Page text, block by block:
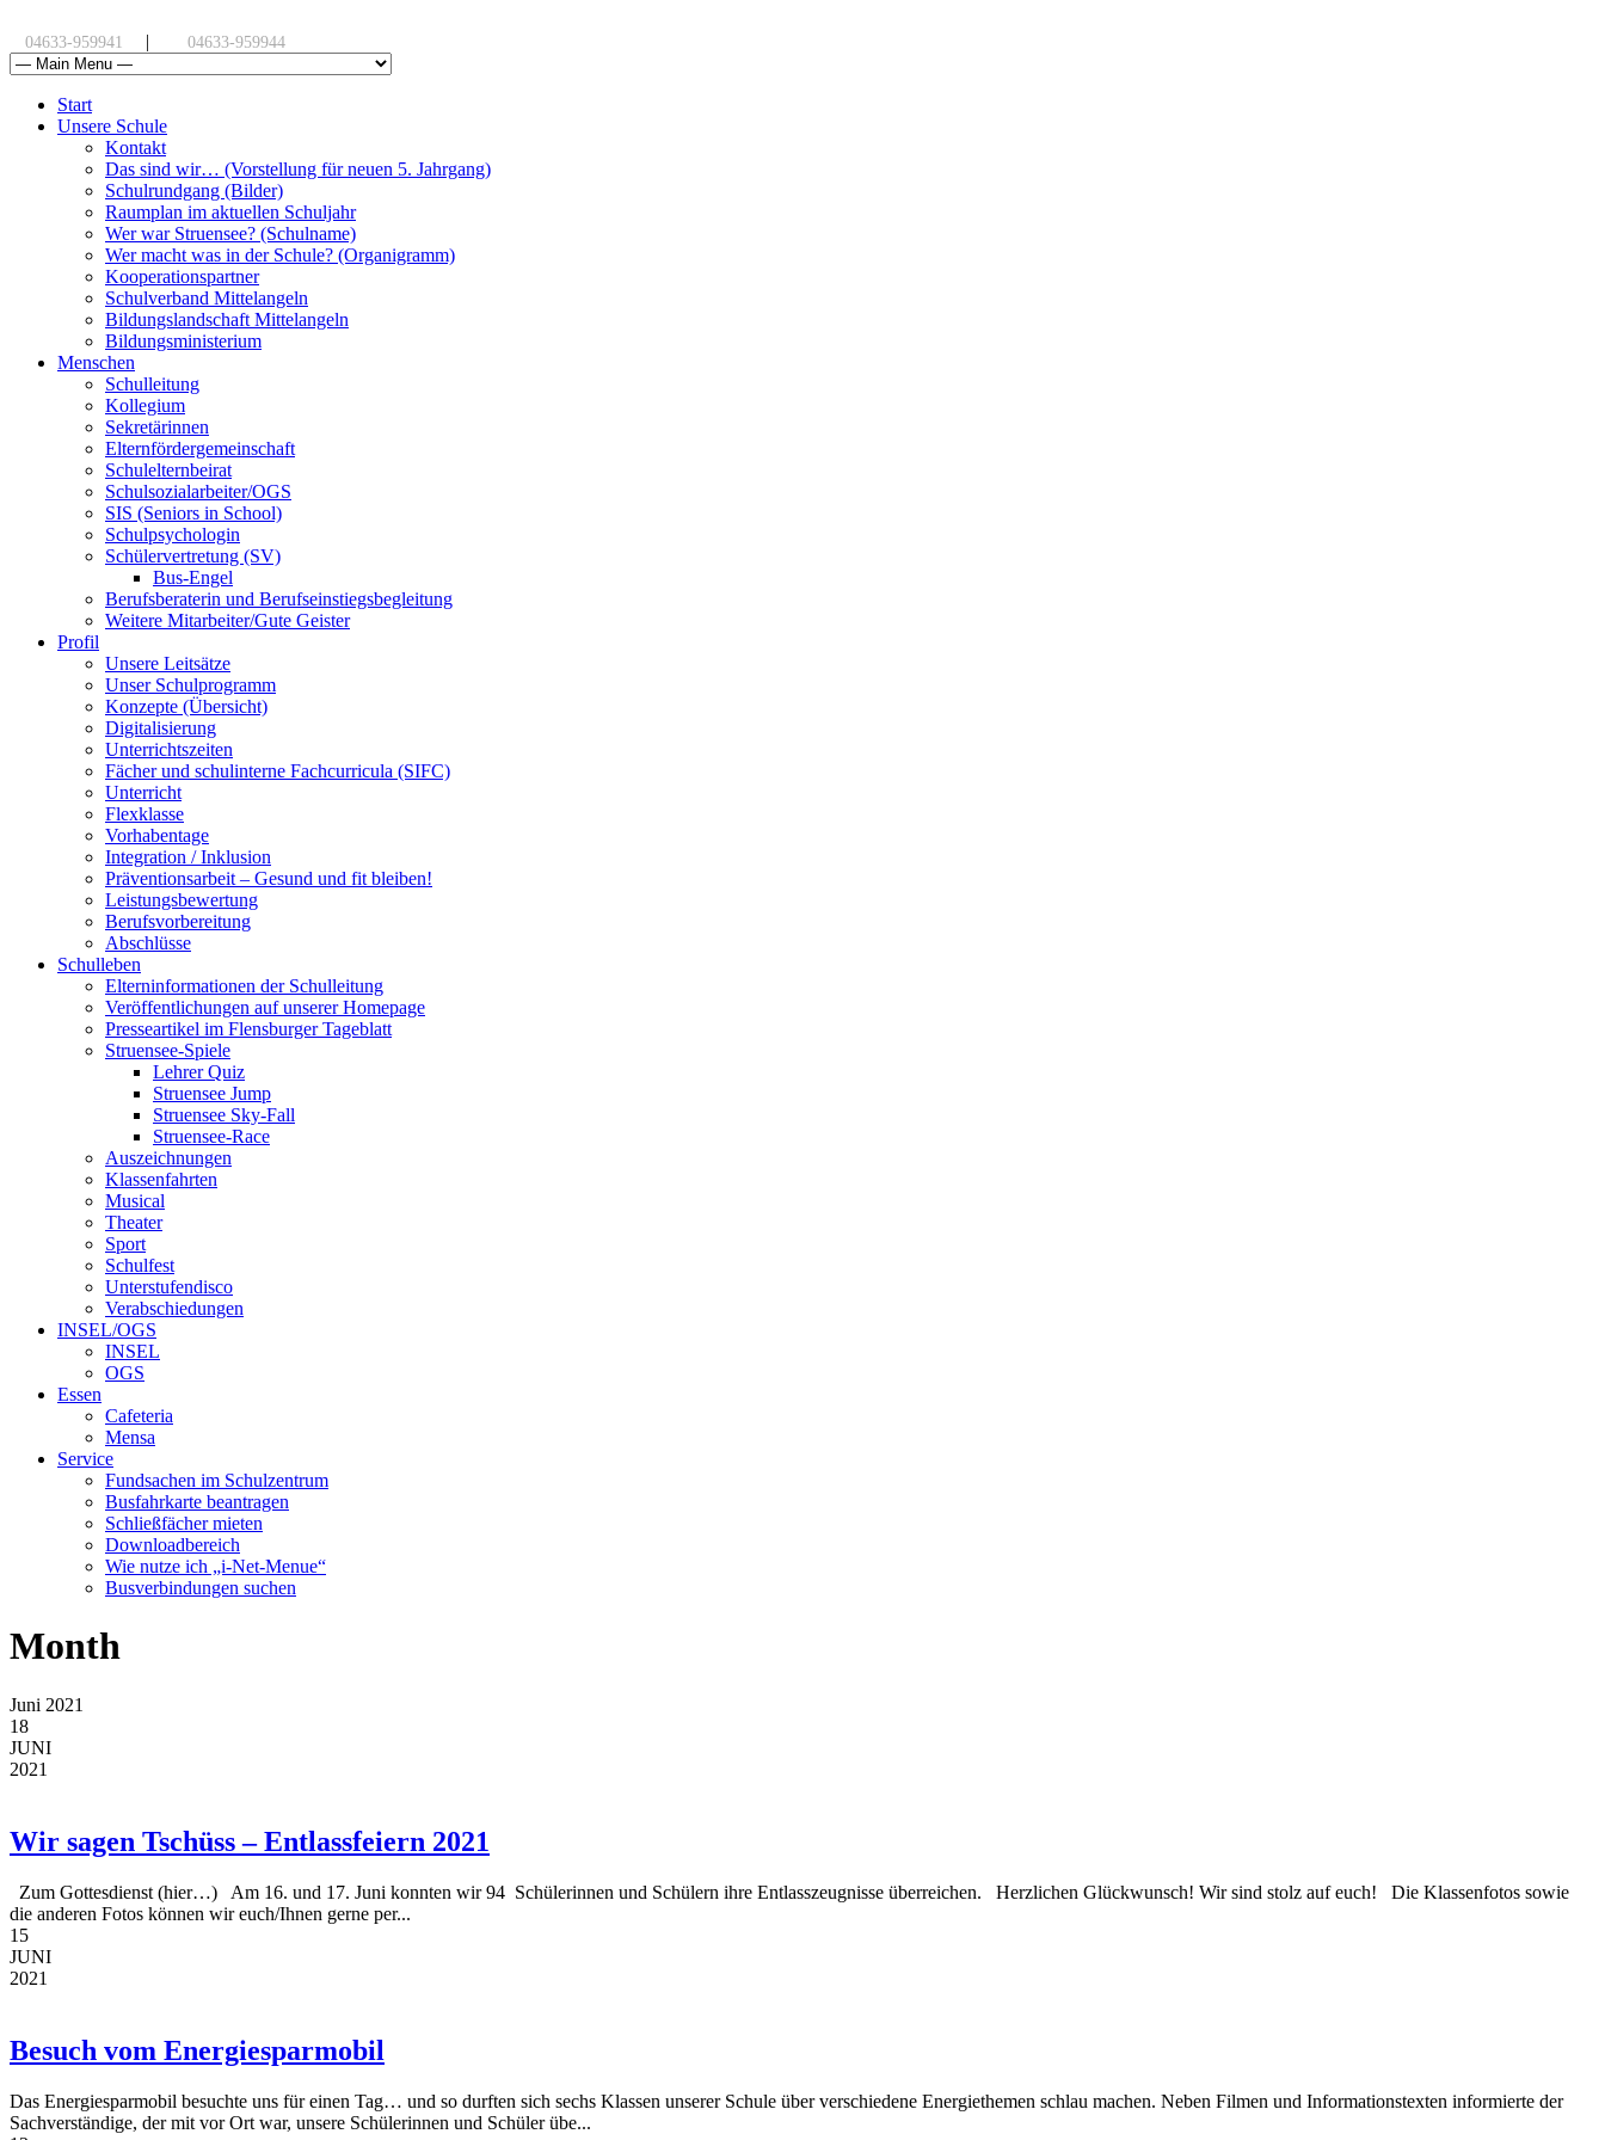
04633-959941 | 04633-959944
Start
Unsere Schule
Kontakt
Das sind wir… (Vorstellung für neuen 5. Jahrgang)
Schulrundgang (Bilder)
Raumplan im aktuellen Schuljahr
Wer war Struensee? (Schulname)
Wer macht was in der Schule? (Organigramm)
Kooperationspartner
Schulverband Mittelangeln
Bildungslandschaft Mittelangeln
Bildungsministerium
Menschen
Schulleitung
Kollegium
Sekretärinnen
Elternfördergemeinschaft
Schulelternbeirat
Schulsozialarbeiter/OGS
SIS (Seniors in School)
Schulpsychologin
Schülervertretung (SV)
Bus-Engel
Berufsberaterin und Berufseinstiegsbegleitung
Weitere Mitarbeiter/Gute Geister
Profil
Unsere Leitsätze
Unser Schulprogramm
Konzepte (Übersicht)
Digitalisierung
Unterrichtszeiten
Fächer und schulinterne Fachcurricula (SIFC)
Unterricht
Flexklasse
Vorhabentage
Integration / Inklusion
Präventionsarbeit – Gesund und fit bleiben!
Leistungsbewertung
Berufsvorbereitung
Abschlüsse
Schulleben
Elterninformationen der Schulleitung
Veröffentlichungen auf unserer Homepage
Presseartikel im Flensburger Tageblatt
Struensee-Spiele
Lehrer Quiz
Struensee Jump
Struensee Sky-Fall
Struensee-Race
Auszeichnungen
Klassenfahrten
Musical
Theater
Sport
Schulfest
Unterstufendisco
Verabschiedungen
INSEL/OGS
INSEL
OGS
Essen
Cafeteria
Mensa
Service
Fundsachen im Schulzentrum
Busfahrkarte beantragen
Schließfächer mieten
Downloadbereich
Wie nutze ich „i-Net-Menue“
Busverbindungen suchen
Month
Juni 2021
18
JUNI
2021
Wir sagen Tschüss – Entlassfeiern 2021
Zum Gottesdienst (hier…) Am 16. und 17. Juni konnten wir 94 Schülerinnen und Schülern ihre Entlasszeugnisse überreichen. Herzlichen Glückwunsch! Wir sind stolz auf euch! Die Klassenfotos sowie
die anderen Fotos können wir euch/Ihnen gerne per...
15
JUNI
2021
Besuch vom Energiesparmobil
Das Energiesparmobil besuchte uns für einen Tag… und so durften sich sechs Klassen unserer Schule über verschiedene Energiethemen schlau machen. Neben Filmen und Informationstexten informierte der
Sachverständige, der mit vor Ort war, unsere Schülerinnen und Schüler übe...